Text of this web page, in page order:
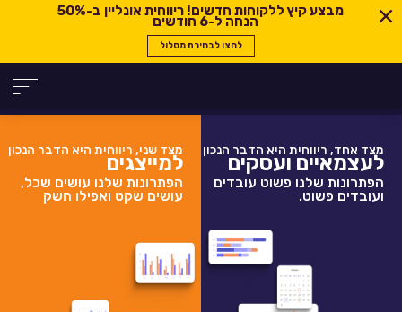
מבצע קיץ ללקוחות חדשים! ריווחית אונליין ב-50%
הנחה ל-6 חודשים
לחצו לבחירת מסלול
מצד אחד, ריווחית היא הדבר הנכון
לעצמאיים ועסקים
הפתרונות שלנו פשוט עובדים
ועובדים פשוט.
מצד שני, ריווחית היא הדבר הנכון
למייצגים
הפתרונות שלנו עושים שכל,
עושים שקט ואפילו חשק